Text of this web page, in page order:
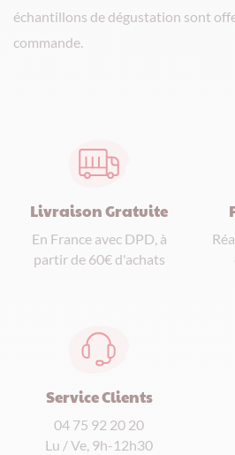
échantillons de dégustation sont
commande.
Livraison Gratuite
En France avec DPD, à
partir de 60€ d'achats
Service Clients
04 75 92 20 20
Lu / Ve, 9h-12h30